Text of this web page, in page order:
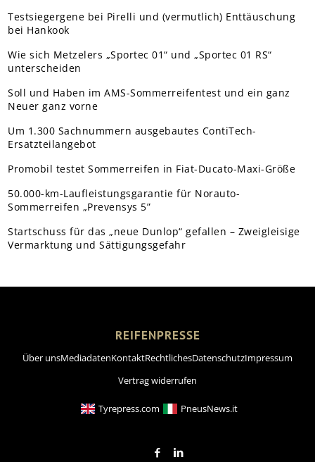
Testsiegergene bei Pirelli und (vermutlich) Enttäuschung
bei Hankook
Wie sich Metzelers „Sportec 01“ und „Sportec 01 RS“
unterscheiden
Soll und Haben im AMS-Sommerreifentest und ein ganz
Neuer ganz vorne
Um 1.300 Sachnummern ausgebautes ContiTech-
Ersatzteilangebot
Promobil testet Sommerreifen in Fiat-Ducato-Maxi-Größe
50.000-km-Laufleistungsgarantie für Norauto-
Sommerreifen „Prevensys 5”
Startschuss für das „neue Dunlop“ gefallen – Zweigleisige
Vermarktung und Sättigungsgefahr
REIFENPRESSE
Über unsMediadatenKontaktRechtlichesDatenschutzImpressum
Vertrag widerrufen
Tyrepress.com PneusNews.it